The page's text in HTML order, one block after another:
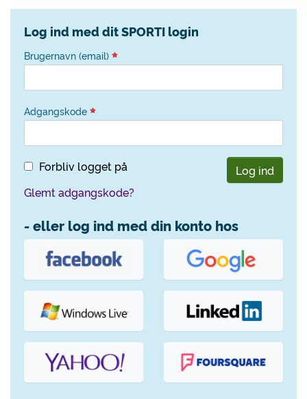
Log ind med dit SPORTI login
Brugernavn (email)
Adgangskode
Forbliv logget på
Log ind
Glemt adgangskode?
- eller log ind med din konto hos